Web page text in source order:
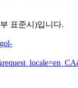
표준시)입니다.